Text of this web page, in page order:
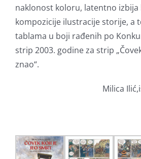
naklonost koloru, latentno izbija
kompozicije ilustracije storije, a
tablama u boji rađenih po
strip 2003. godine za strip
znao“.
Milica